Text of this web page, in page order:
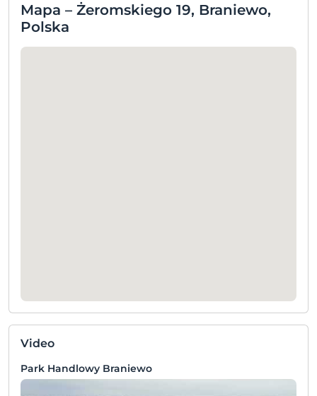
Mapa – Żeromskiego 19, Braniewo,
Polska
Video
Park Handlowy Braniewo